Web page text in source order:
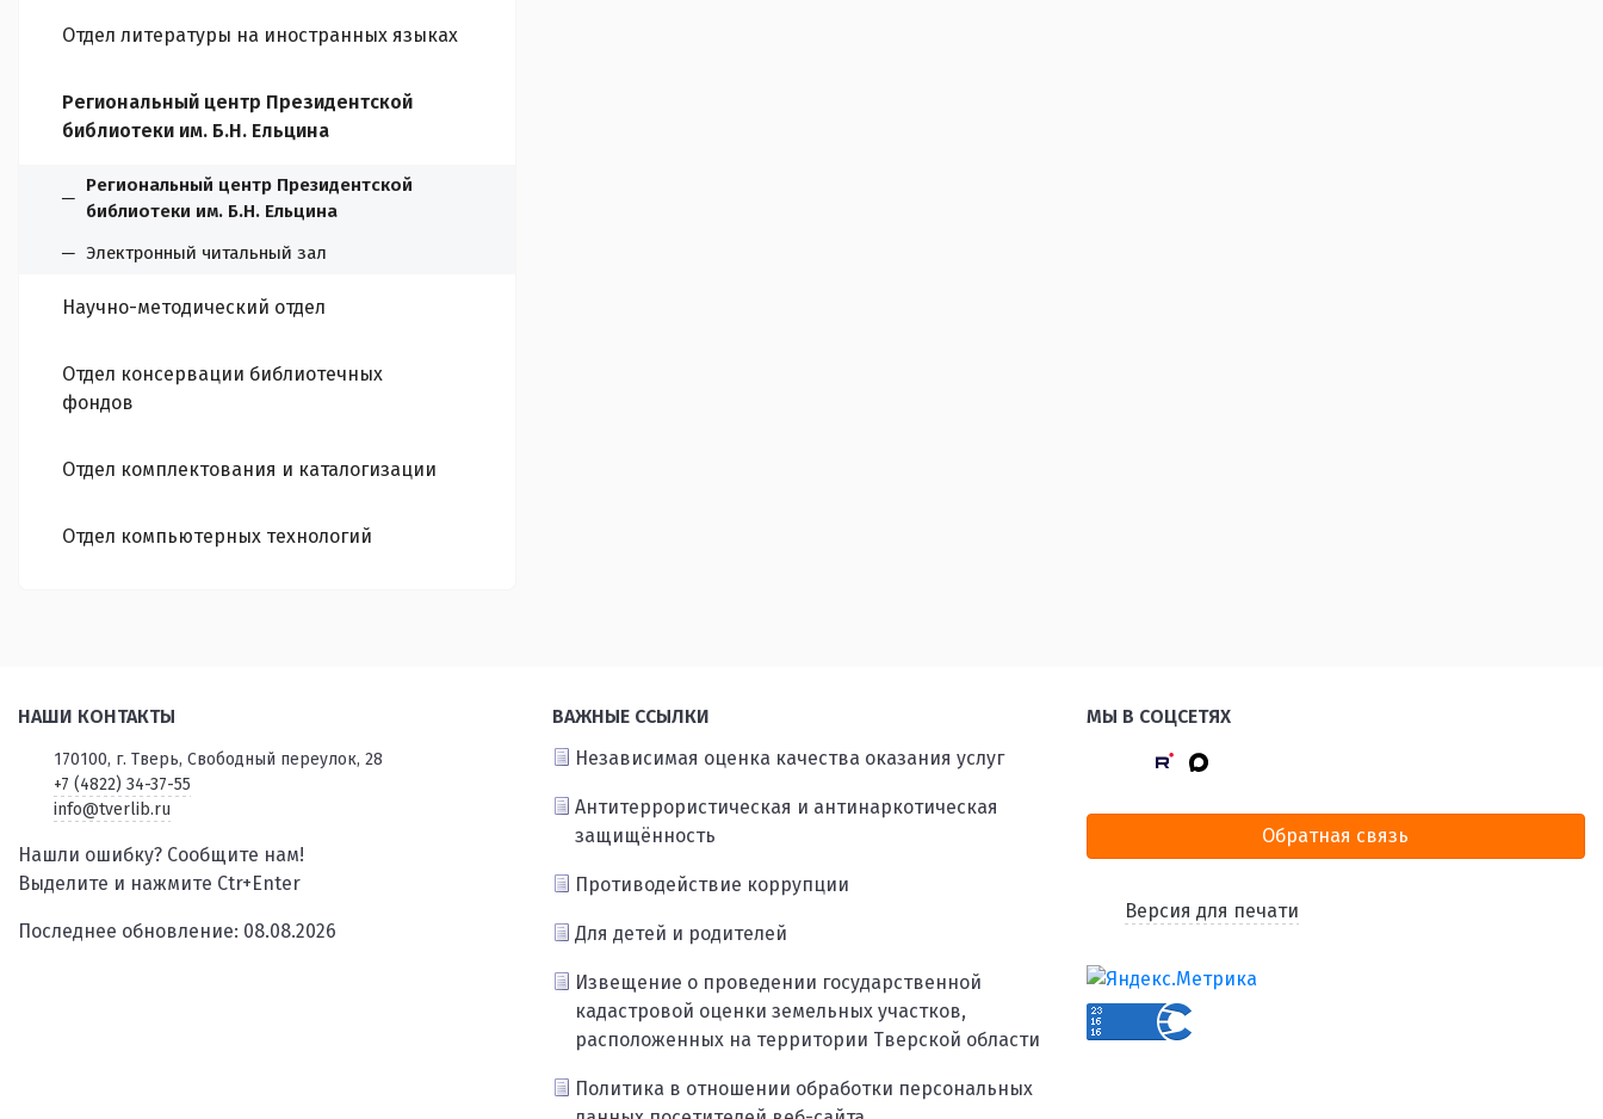
Отдел литературы на иностранных языках
Региональный центр Президентской
библиотеки им. Б.Н. Ельцина
Региональный центр Президентской
библиотеки им. Б.Н. Ельцина
Электронный читальный зал
Научно-методический отдел
Отдел консервации библиотечных
фондов
Отдел комплектования и каталогизации
Отдел компьютерных технологий
НАШИ КОНТАКТЫ
170100, г. Тверь, Свободный переулок, 28
+7 (4822) 34-37-55
info@tverlib.ru
Нашли ошибку? Сообщите нам!
Выделите и нажмите Ctr+Enter
Последнее обновление: 08.08.2026
ВАЖНЫЕ ССЫЛКИ
Независимая оценка качества оказания услуг
Антитеррористическая и антинаркотическая
защищённость
Противодействие коррупции
Для детей и родителей
Извещение о проведении государственной
кадастровой оценки земельных участков,
расположенных на территории Тверской области
Политика в отношении обработки персональных
МЫ В СОЦСЕТЯХ
Обратная связь
Версия для печати